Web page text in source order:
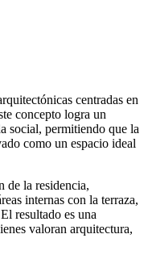
centradas en
concepto logra un
social, permitiendo que la
como un espacio ideal
de la residencia,
internas con la terraza,
resultado es una
valoran arquitectura,